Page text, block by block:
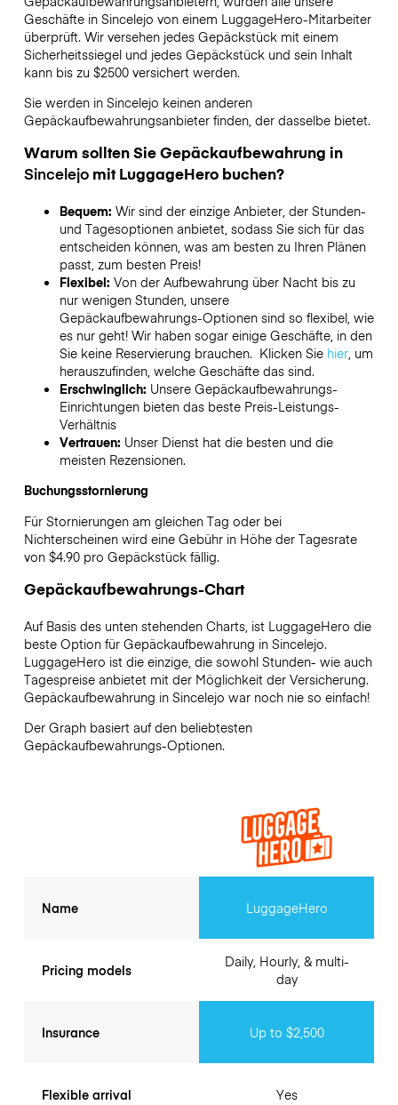
Geschäfte in Sincelejo von einem LuggageHero-Mitarbeiter
überprüft. Wir versehen jedes Gepäckstück mit einem
Sicherheitssiegel und jedes Gepäckstück und sein Inhalt
kann bis zu $2500versichert werden.
Sie werden in Sincelejo keinen anderen
Gepäckaufbewahrungsanbieter finden, der dasselbe bietet.
Warum sollten Sie Gepäckaufbewahrung in
Sincelejomit LuggageHero buchen?
Bequem: Wir sind der einzige Anbieter, der Stunden-
und Tagesoptionen anbietet, sodass Sie sich für das
entscheiden können, was am besten zu Ihren Plänen
passt, zum besten Preis!
Flexibel: Von der Aufbewahrung über Nacht bis zu
nur wenigen Stunden, unsere
Gepäckaufbewahrungs-Optionen sind so flexibel, wie
es nur geht! Wir haben sogar einige Geschäfte, in den
Sie keine Reservierung brauchen. Klicken Sie hier, um
herauszufinden, welche Geschäfte das sind.
Erschwinglich: Unsere Gepäckaufbewahrungs-
Einrichtungen bieten das beste Preis-Leistungs-
Verhältnis
Vertrauen: Unser Dienst hat die besten und die
meisten Rezensionen.
Buchungsstornierung
Für Stornierungen am gleichen Tag oder bei
Nichterscheinen wird eine Gebühr in Höhe der Tagesrate
von $4.90 pro Gepäckstück fällig.
Gepäckaufbewahrungs-Chart
Auf Basis des unten stehenden Charts, ist LuggageHero die
beste Option für Gepäckaufbewahrung in Sincelejo.
LuggageHero ist die einzige, die sowohl Stunden- wie auch
Tagespreise anbietet mit der Möglichkeit der Versicherung.
Gepäckaufbewahrung in Sincelejo war noch nie so einfach!
Der Graph basiert auf den beliebtesten
Gepäckaufbewahrungs-Optionen.
Name
Pricing models
Insurance
Flexible arrival
LuggageHero
Daily, Hourly, & multi-
day
Up to $2,500
Yes